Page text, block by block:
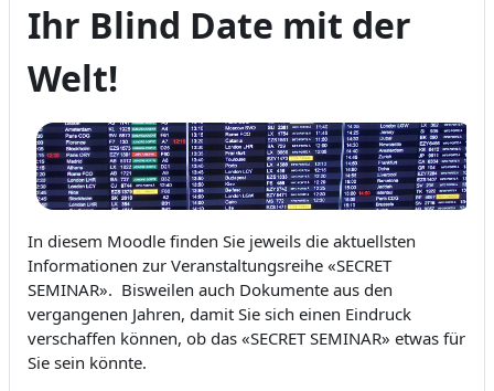
Ihr Blind Date mit der
Welt!
In diesem Moodle finden Sie jeweils die aktuellsten
Informationen zur Veranstaltungsreihe «SECRET
SEMINAR». Bisweilen auch Dokumente aus den
vergangenen Jahren, damit Sie sich einen Eindruck
verschaffen können, ob das «SECRET SEMINAR» etwas für
Sie sein könnte.